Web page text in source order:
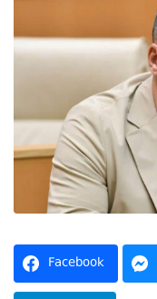
Facebook